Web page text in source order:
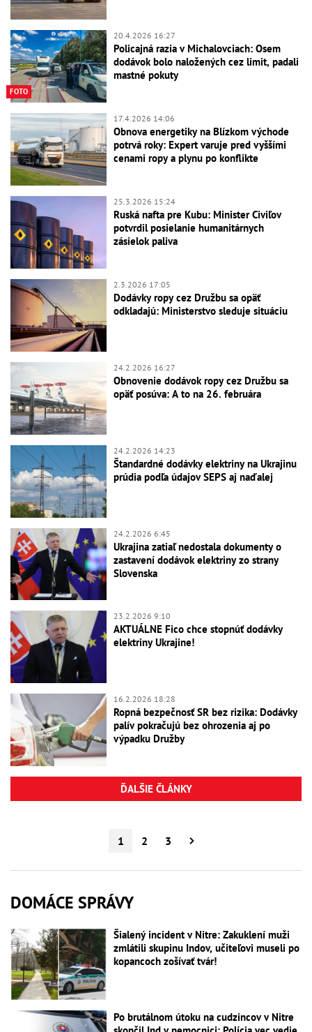
FOTO
20.4.2026 16:27
Policajná razia v Michalovciach: Osem
dodávok bolo naložených cez limit, padali
mastné pokuty
17.4.2026 14:06
Obnova energetiky na Blízkom východe
potrvá roky: Expert varuje pred vyššími
cenami ropy a plynu po konflikte
25.3.2026 15:24
Ruská nafta pre Kubu: Minister Civiľov
potvrdil posielanie humanitárnych
zásielok paliva
2.3.2026 17:05
Dodávky ropy cez Družbu sa opäť
odkladajú: Ministerstvo sleduje situáciu
24.2.2026 16:27
Obnovenie dodávok ropy cez Družbu sa
opäť posúva: A to na 26. februára
24.2.2026 14:23
Štandardné dodávky elektriny na Ukrajinu
prúdia podľa údajov SEPS aj naďalej
24.2.2026 6:45
Ukrajina zatiaľ nedostala dokumenty o
zastavení dodávok elektriny zo strany
Slovenska
23.2.2026 9:10
AKTUÁLNE Fico chce stopnúť dodávky
elektriny Ukrajine!
16.2.2026 18:28
Ropná bezpečnosť SR bez rizika: Dodávky
palív pokračujú bez ohrozenia aj po
výpadku Družby
ĎALŠIE ČLÁNKY
1 2 3
DOMÁCE SPRÁVY
Šialený incident v Nitre: Zakuklení muži
zmlátili skupinu Indov, učiteľovi museli po
kopancoch zošívať tvár!
Po brutálnom útoku na cudzincov v Nitre